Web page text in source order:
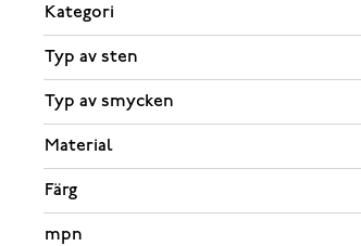
Kategori
Typ av sten
Typ av smycken
Material
Färg
mpn